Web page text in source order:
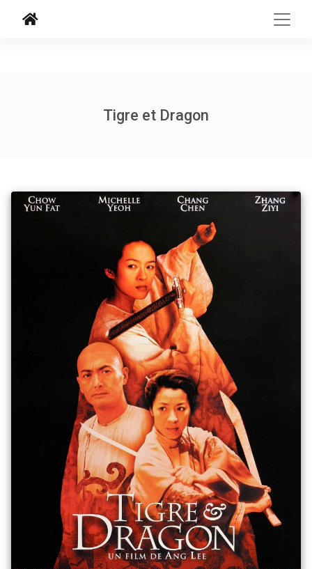
Tigre et Dragon